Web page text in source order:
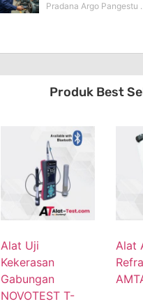
Pradana Argo Pangestu
Produk Best
Alat Uji
Kekerasan
Gabungan
NOVOTEST T-
Alat